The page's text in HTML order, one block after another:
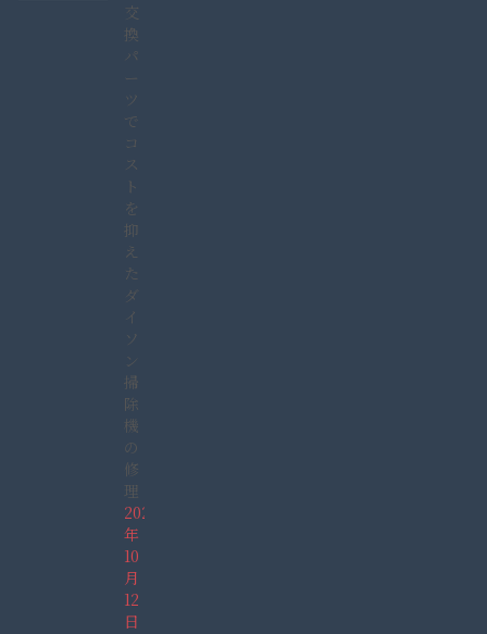
交
換
パ
ー
ツ
で
コ
ス
ト
を
抑
え
た
ダ
イ
ソ
ン
掃
除
機
の
修
理
2025
年
10
月
12
日